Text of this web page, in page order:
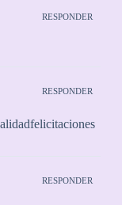
RESPONDER
RESPONDER
RESPONDER